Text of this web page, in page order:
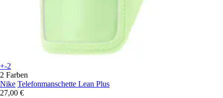
+-2
2 Farben
Nike Telefonmanschette Lean Plus
27,00 €